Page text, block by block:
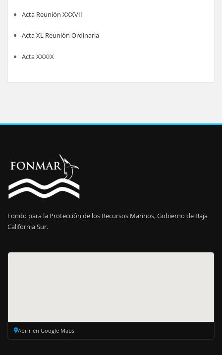
Acta Reunión XXXVII
Acta XL Reunión Ordinaria
Acta XXXIX
Fondo para la Protección de los Recursos Marinos, Gobierno de Baja
California Sur.
Abrir en Google Maps